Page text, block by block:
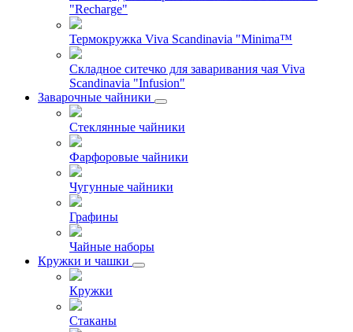
"Recharge"
Термокружка Viva Scandinavia "Minima™
Складное ситечко для заваривания чая Viva
Scandinavia "Infusion"
Заварочные чайники
Стеклянные чайники
Фарфоровые чайники
Чугунные чайники
Графины
Чайные наборы
Кружки и чашки
Кружки
Стаканы